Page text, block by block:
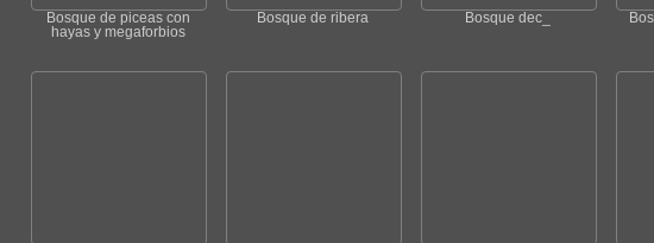
Bosque de piceas con
hayas y megaforbios
Bosque de ribera Bosque dec_